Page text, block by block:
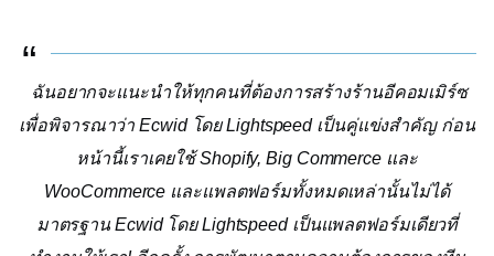
ฉันอยากจะแนะนำให้ทุกคนที่ต้องการสร้างร้านอีคอมเมิร์ซ
เพื่อพิจารณาว่า Ecwid โดย Lightspeed เป็นคู่แข่งสำคัญ ก่อน
หน้านี้เราเคยใช้ Shopify, Big Commerce และ
WooCommerce และแพลตฟอร์มทั้งหมดเหล่านั้นไม่ได้
มาตรฐาน Ecwid โดย Lightspeed เป็นแพลตฟอร์มเดียวที่